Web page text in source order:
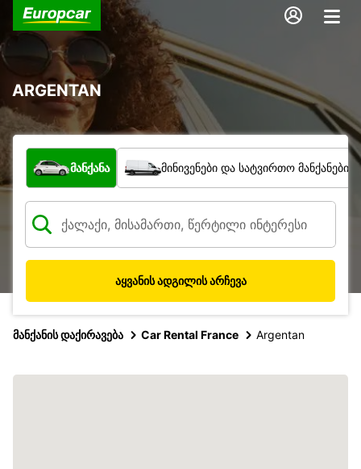
ARGENTAN
რა ტიპის ავტომობილი?
მანქანა მინივენები და სატვირთო მანქანები
აყვანის ადგილის არჩევა
მანქანის დაქირავება Car Rental France Argentan